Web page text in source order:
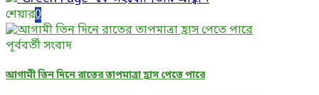
শেয়ার0
পূর্ববর্তী সংবাদ
আগামী তিন দিনে রাতের তাপমাত্রা হ্রাস পেতে পারে